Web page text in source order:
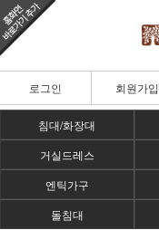
로그인 회원가입
침대/화장대
거실드레스
엔틱가구
돌침대